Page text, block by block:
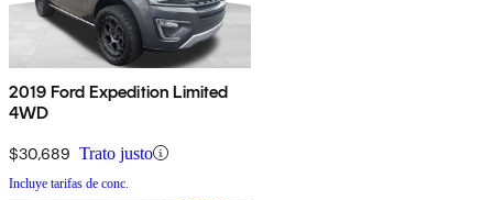
2019 Ford Expedition Limited
4WD
$30,689 Trato justo
Incluye tarifas de conc.